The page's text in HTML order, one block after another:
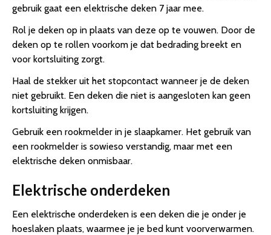
gebruik gaat een elektrische deken 7 jaar mee.
Rol je deken op in plaats van deze op te vouwen. Door de
deken op te rollen voorkom je dat bedrading breekt en
voor kortsluiting zorgt.
Haal de stekker uit het stopcontact wanneer je de deken
niet gebruikt. Een deken die niet is aangesloten kan geen
kortsluiting krijgen.
Gebruik een rookmelder in je slaapkamer. Het gebruik van
een rookmelder is sowieso verstandig, maar met een
elektrische deken onmisbaar.
Elektrische onderdeken
Een elektrische onderdeken is een deken die je onder je
hoeslaken plaats, waarmee je je bed kunt voorverwarmen.